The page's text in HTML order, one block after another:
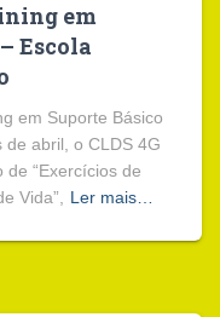
em
Escola
em Suporte Básico
de abril, o CLDS 4G
“Exercícios de
Vida”,
Ler mais…